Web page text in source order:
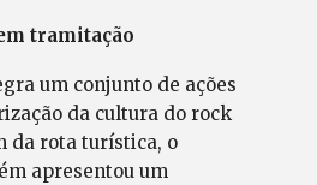
tramitação
um conjunto de ações
da cultura do rock
da rota turística, o
apresentou um